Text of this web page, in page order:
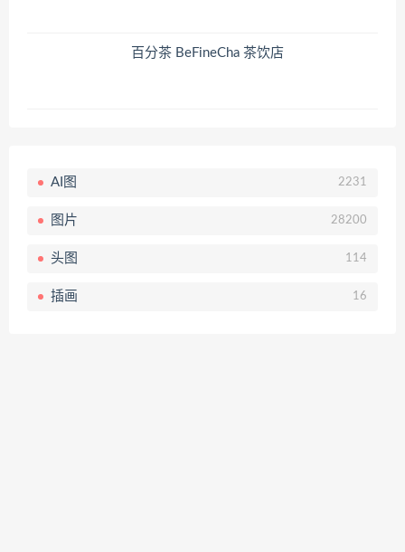
百分茶 BeFineCha 茶饮店
AI图 2231
图片 28200
头图 114
插画 16